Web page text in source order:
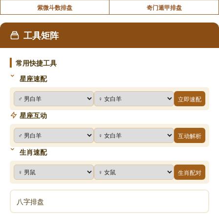
紫微斗数排盘
奇门遁甲排盘
工具矩阵
常用快捷工具
星座速配
立即速配
星座互动
互动解析
生肖速配
生肖配对
八字排盘